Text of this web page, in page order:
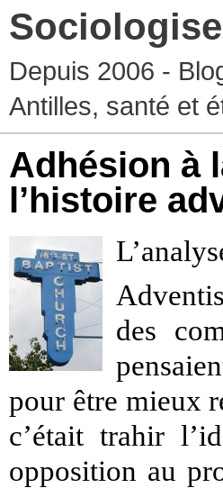
Depuis 2006 -
Antilles, santé et
Adhésion à
l’histoire
des
pour être mieux
c’était trahir
opposition au